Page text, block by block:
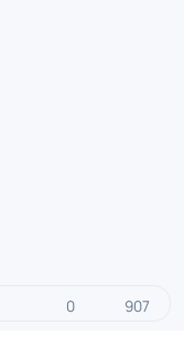
0 907